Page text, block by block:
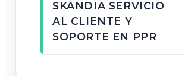
SKANDIA SERVICIO
AL CLIENTE Y
SOPORTE EN PPR